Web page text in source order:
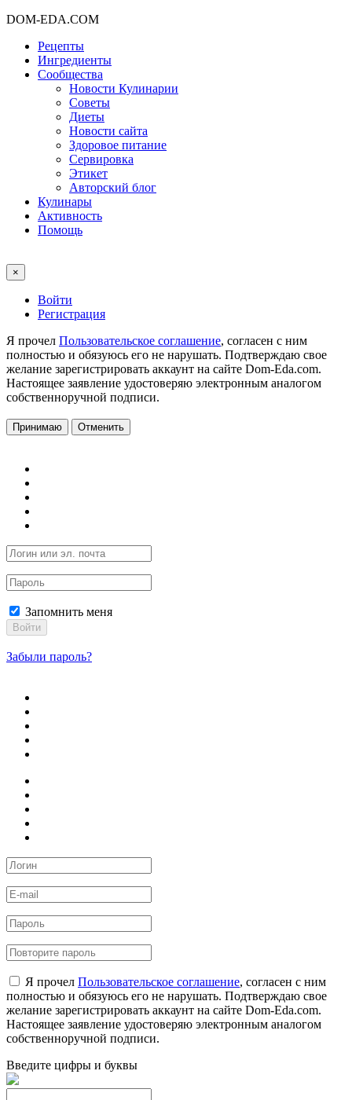
DOM-EDA.COM
Рецепты
Ингредиенты
Сообщества
Новости Кулинарии
Советы
Диеты
Новости сайта
Здоровое питание
Сервировка
Этикет
Авторский блог
Кулинары
Активность
Помощь
×
Войти
Регистрация
Я прочел Пользовательское соглашение, согласен с ним
полностью и обязуюсь его не нарушать. Подтверждаю свое
желание зарегистрировать аккаунт на сайте Dom-Eda.com.
Настоящее заявление удостоверяю электронным аналогом
собственноручной подписи.
Принимаю Отменить
Запомнить меня
Войти
Забыли пароль?
Я прочел Пользовательское соглашение, согласен с ним
полностью и обязуюсь его не нарушать. Подтверждаю свое
желание зарегистрировать аккаунт на сайте Dom-Eda.com.
Настоящее заявление удостоверяю электронным аналогом
собственноручной подписи.
Введите цифры и буквы